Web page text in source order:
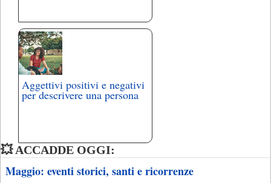
Aggettivi positivi e negativi
per descrivere una persona
💥 ACCADDE OGGI:
Maggio: eventi storici, santi e ricorrenze